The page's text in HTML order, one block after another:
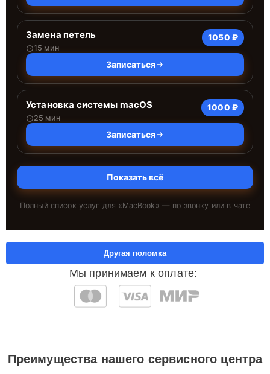
Замена петель
15 мин
1050 ₽
Записаться
Установка системы macOS
25 мин
1000 ₽
Записаться
Показать всё
Полный список услуг для «MacBook » — по звонку или в чате
Мы принимаем к оплате:
Другая поломка
Преимущества нашего сервисного центра